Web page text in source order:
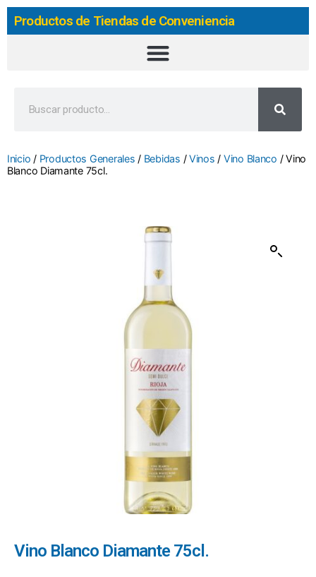
Productos de Tiendas de Conveniencia
Inicio / Productos Generales / Bebidas /Vinos / Vino Blanco / Vino
Blanco Diamante 75cl.
Vino Blanco Diamante 75cl.